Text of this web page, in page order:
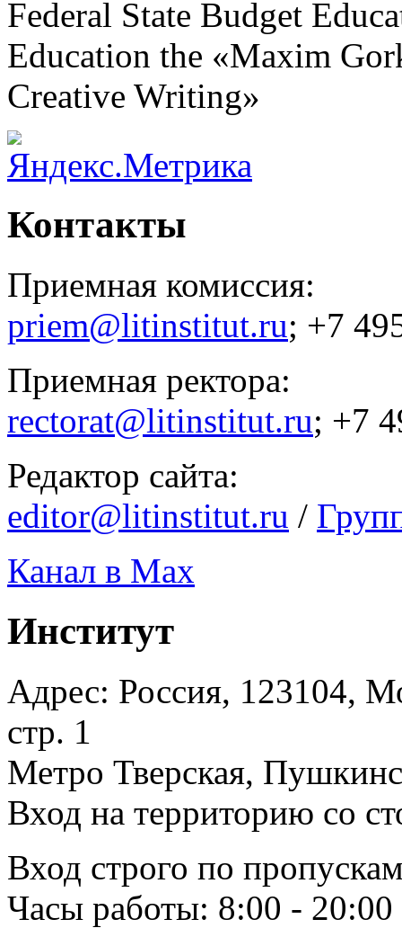
Federal State Budget
Education the «Maxim
Creative Writing»
Контакты
Приемная комиссия:
priem@litinstitut.ru; +7
Приемная ректора:
rectorat@litinstitut.ru; +7
Редактор сайта:
editor@litinstitut.ru /
Канал в Max
Институт
Адрес: Россия, 123104,
стр. 1
Метро Тверская,
Вход на территорию со
Вход строго по
Часы работы: 8:00 - 20:00